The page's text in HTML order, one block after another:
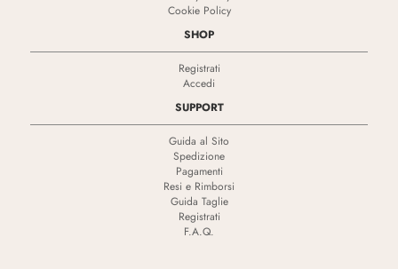
Cookie Policy
SHOP
Registrati
Accedi
SUPPORT
Guida al Sito
Spedizione
Pagamenti
Resi e Rimborsi
Guida Taglie
Registrati
F.A.Q.